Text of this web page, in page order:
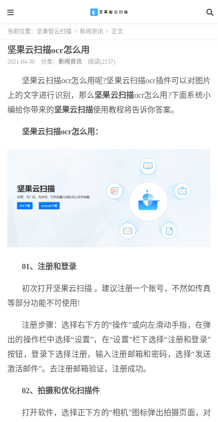
当前位置： 坚果智云扫描 > 新闻资讯 > 正文
坚果云扫描ocr怎么用
2021-04-30 分类： 新闻资讯 阅读(2137)
坚果云扫描ocr怎么用呢?坚果云扫描ocr插件可以对图片
上的文字进行识别，那么坚果云扫描ocr怎么用?下面系统小
编给你带来的坚果云扫描使用教程将告诉你答案。
坚果云扫描ocr怎么用：
01、注册和登录
初次打开坚果云扫描 ，建议注册一个账号，不然如传真
等部分功能不可使用!
注册步骤：选择右下方的“操作”或向左滑动手指，在弹
出的操作栏中选择“设置”，在“设置”栏下选择“注册和登录”
按钮，登录下选择注册，输入注册邮箱和密码，选择“发送
激活邮件”。去注册邮箱验证，注册成功。
02、拍摄和优化扫描件
打开软件，选择正下方的“相机”图标弹出拍摄页面，对